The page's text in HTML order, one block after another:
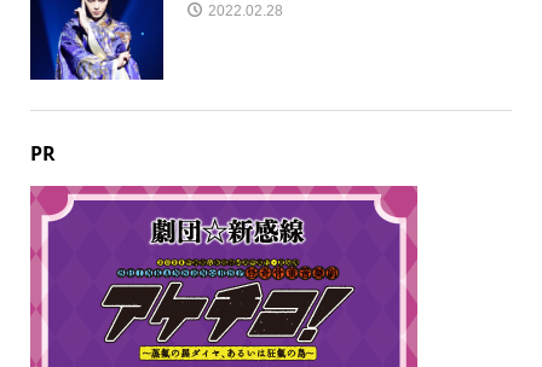
2022.02.28
PR